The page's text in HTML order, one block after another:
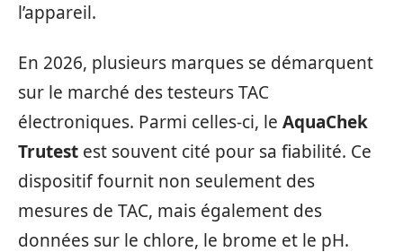
l’appareil.
En 2026, plusieurs marques se démarquent
sur le marché des testeurs TAC
électroniques. Parmi celles-ci, le AquaChek
Trutest est souvent cité pour sa fiabilité. Ce
dispositif fournit non seulement des
mesures de TAC, mais également des
données sur le chlore, le brome et le pH.